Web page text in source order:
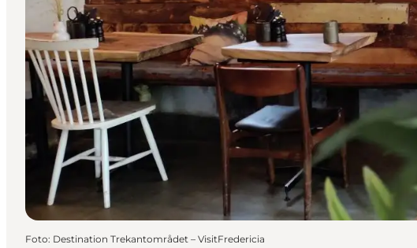
Foto: Destination Trekantområdet – VisitFredericia